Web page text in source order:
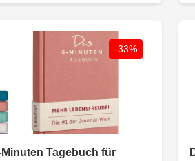
-33%
Minuten Tagebuch für